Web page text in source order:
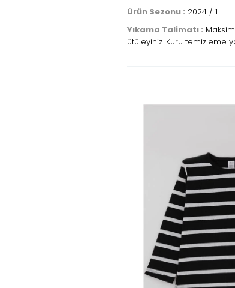
Ürün Sezonu : 2024 / 1
Yıkama Talimatı :
ütüleyiniz. Kuru temizleme